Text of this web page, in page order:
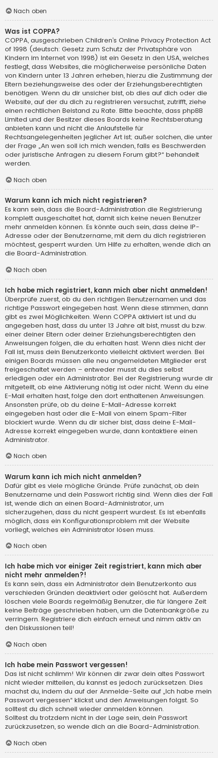
Nach oben
Was ist COPPA?
COPPA, ausgeschrieben Children’s Online Privacy Protection Act
of 1998 (deutsch: Gesetz zum Schutz der Privatsphäre von
Kindern im Internet von 1998) ist ein Gesetz in den USA, welches
festlegt, dass Websites, die möglicherweise persönliche Daten
von Kindern unter 13 Jahren erheben, hierzu die Zustimmung der
Eltern beziehungsweise des oder der Erziehungsberechtigten
benötigen. Wenn du dir unsicher bist, ob dies auf dich oder die
Website, auf der du dich zu registrieren versuchst, zutrifft, ziehe
einen rechtlichen Beistand zu Rate. Bitte beachte, dass phpBB
Limited und der Besitzer dieses Boards keine Rechtsberatung
anbieten kann und nicht die Anlaufstelle für
Rechtsangelegenheiten jeglicher Art ist; außer solchen, die unter
der Frage „An wen soll ich mich wenden, falls es Beschwerden
oder juristische Anfragen zu diesem Forum gibt?“ behandelt
werden.
Nach oben
Warum kann ich mich nicht registrieren?
Es kann sein, dass die Board-Administration die Registrierung
komplett ausgeschaltet hat, damit sich keine neuen Benutzer
mehr anmelden können. Es könnte auch sein, dass deine IP-
Adresse oder der Benutzername, mit dem du dich registrieren
möchtest, gesperrt wurden. Um Hilfe zu erhalten, wende dich an
die Board-Administration.
Nach oben
Ich habe mich registriert, kann mich aber nicht anmelden!
Überprüfe zuerst, ob du den richtigen Benutzernamen und das
richtige Passwort eingegeben hast. Wenn diese stimmen, dann
gibt es zwei Möglichkeiten. Wenn COPPA aktiviert ist und du
angegeben hast, dass du unter 13 Jahre alt bist, musst du bzw.
einer deiner Eltern oder deiner Erziehungsberechtigten den
Anweisungen folgen, die du erhalten hast. Wenn dies nicht der
Fall ist, muss dein Benutzerkonto vielleicht aktiviert werden. Bei
einigen Boards müssen alle neu angemeldeten Mitglieder erst
freigeschaltet werden – entweder musst du dies selbst
erledigen oder ein Administrator. Bei der Registrierung wurde dir
mitgeteilt, ob eine Aktivierung nötig ist oder nicht. Wenn du eine
E-Mail erhalten hast, folge den dort enthaltenen Anweisungen.
Ansonsten prüfe, ob du deine E-Mail-Adresse korrekt
eingegeben hast oder die E-Mail von einem Spam-Filter
blockiert wurde. Wenn du dir sicher bist, dass deine E-Mail-
Adresse korrekt eingegeben wurde, dann kontaktiere einen
Administrator.
Nach oben
Warum kann ich mich nicht anmelden?
Dafür gibt es viele mögliche Gründe. Prüfe zunächst, ob dein
Benutzername und dein Passwort richtig sind. Wenn dies der Fall
ist, wende dich an einen Board-Administrator, um
sicherzugehen, dass du nicht gesperrt wurdest. Es ist ebenfalls
möglich, dass ein Konfigurationsproblem mit der Website
vorliegt, welches ein Administrator lösen muss.
Nach oben
Ich habe mich vor einiger Zeit registriert, kann mich aber
nicht mehr anmelden?!
Es kann sein, dass ein Administrator dein Benutzerkonto aus
verschieden Gründen deaktiviert oder gelöscht hat. Außerdem
löschen viele Boards regelmäßig Benutzer, die für längere Zeit
keine Beiträge geschrieben haben, um die Datenbankgröße zu
verringern. Registriere dich einfach erneut und nimm aktiv an
den Diskussionen teil!
Nach oben
Ich habe mein Passwort vergessen!
Das ist nicht schlimm! Wir können dir zwar dein altes Passwort
nicht wieder mitteilen, du kannst es jedoch zurücksetzen. Dies
machst du, indem du auf der Anmelde-Seite auf „Ich habe mein
Passwort vergessen“ klickst und den Anweisungen folgst. So
solltest du dich schnell wieder anmelden können.
Solltest du trotzdem nicht in der Lage sein, dein Passwort
zurückzusetzen, so wende dich an die Board-Administration.
Nach oben